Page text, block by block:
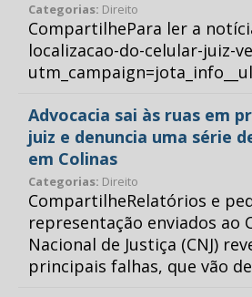
Categorias: Direito
CompartilhePara ler a
localizacao-do-celular-juiz-
Advocacia sai às ruas em
juiz e denuncia uma série
em Colinas
Categorias: Direito
CompartilheRelatórios e
representação enviados ao
Nacional de Justiça (CNJ)
principais falhas, que vão